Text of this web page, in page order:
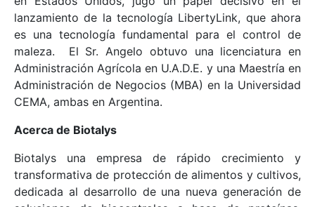
lanzamiento de la tecnología LibertyLink, que ahora
es una tecnología fundamental para el control de
maleza. El Sr. Angelo obtuvo una licenciatura en
Administración Agrícola en U.A.D.E. y una Maestría en
Administración de Negocios (MBA) en la Universidad
CEMA, ambas en Argentina.
Acerca de Biotalys
Biotalys una empresa de rápido crecimiento y
transformativa de protección de alimentos y cultivos,
dedicada al desarrollo de una nueva generación de